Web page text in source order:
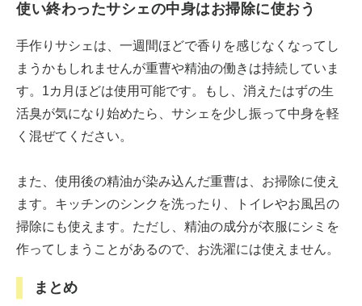
使い終わったサシェの中身はお掃除に使おう
手作りサシェは、一週間ほどで香りを感じなくなってし
まうかもしれませんが重曹や精油の働きは持続していま
す。1カ月ほどは使用可能です。もし、消えたはずの生
活臭が気になり始めたら、サシェを少し振って中身を軽
く混ぜてください。
また、使用後の精油が染み込んだ重曹は、お掃除に使え
ます。キッチンのシンクを洗ったり、トイレやお風呂の
掃除にも使えます。ただし、精油の成分が衣服にシミを
作ってしまうことがあるので、お洗濯には使えません。
まとめ